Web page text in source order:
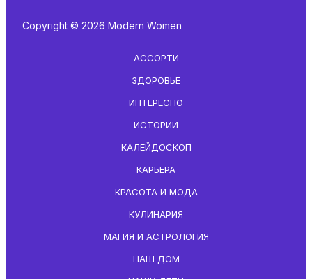
Copyright © 2026 Modern Women
АССОРТИ
ЗДОРОВЬЕ
ИНТЕРЕСНО
ИСТОРИИ
КАЛЕЙДОСКОП
КАРЬЕРА
КРАСОТА И МОДА
КУЛИНАРИЯ
МАГИЯ И АСТРОЛОГИЯ
НАШ ДОМ